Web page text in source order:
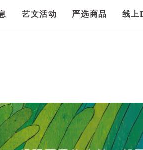
艺文活动 严选商品 线上